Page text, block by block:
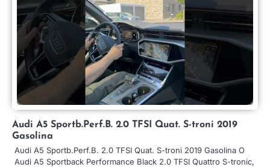
Audi A5 Sportb.Perf.B. 2.0 TFSI Quat. S-troni 2019
Gasolina
Audi A5 Sportb.Perf.B. 2.0 TFSI Quat. S-troni 2019 Gasolina O
Audi A5 Sportback Performance Black 2.0 TFSI Quattro S-tronic,